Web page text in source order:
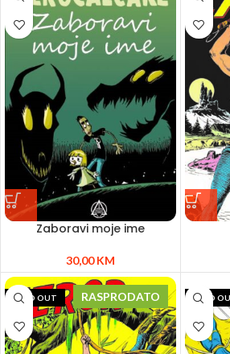
Zaboravi moje ime
30,00KM
SOLD OUT RASPRODATO SOLD